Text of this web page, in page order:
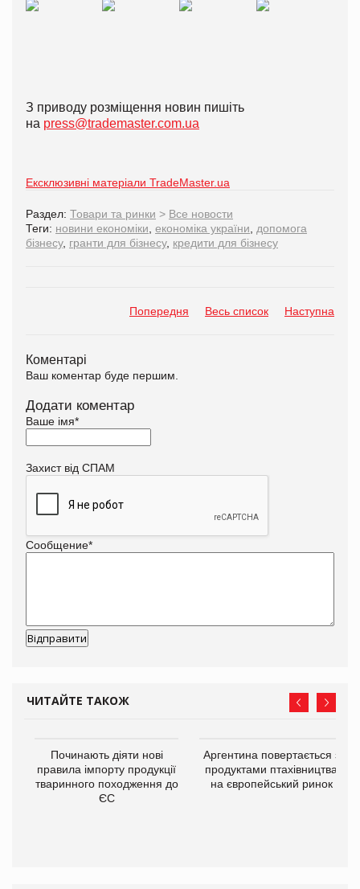
З приводу розміщення новин пишіть
на press@trademaster.com.ua
Ексклюзивні матеріали TradeMaster.ua
Раздел: Товари та ринки > Все новости
Теги: новини економіки економіка україни
допомога
бізнесу, гранти для бізнесу, кредити для бізнесу
Попередня Весь список Наступна
Коментарі
Ваш коментар буде першим.
Додати коментар
Ваше імя*
Захист від СПАМ
Сообщение*
ЧИТАЙТЕ ТАКОЖ
Починають діяти нові
правила імпорту продукції
тваринного походження до
ЄС
Аргентина повертається з
продуктами птахівництва
на європейський ринок